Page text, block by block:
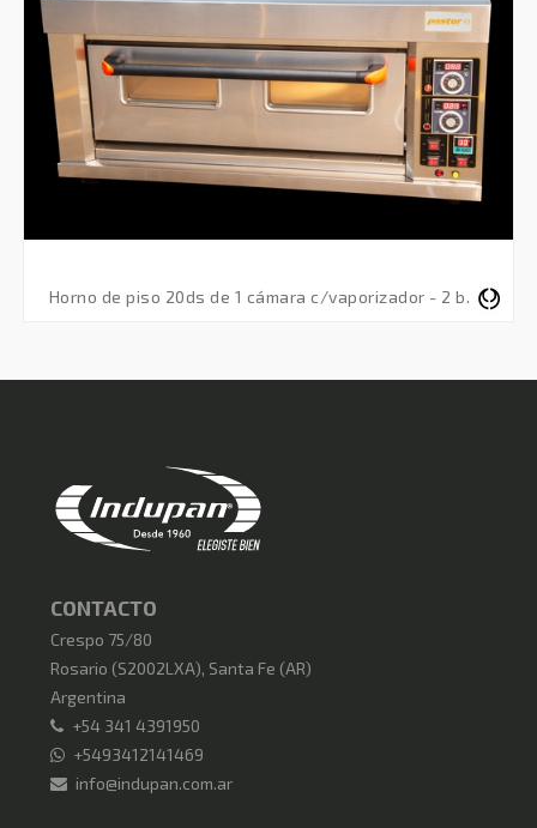
horno de piso 20ds de 1 cámara c/vaporizador - 2 bandejas de 60x40 - monofásico 220v 50hz
CONTACTO
Crespo 75/80
Rosario (S2002LXA), Santa Fe (AR)
Argentina
+54 341 4391950
+5493412141469
info@indupan.com.ar